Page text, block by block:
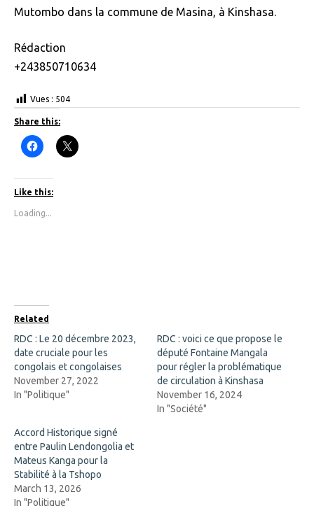
Mutombo dans la commune de Masina, à Kinshasa.
Rédaction
+243850710634
Vues : 504
Share this:
C
l
k
t
o
h
b
o
o
k
(
O
p
e
n
s
i
e
w
w
i
n
d
o
w
)
C
l
i
n
n
e
w
w
w
)
Like this:
Loading...
Related
RDC : Le 20 décembre 2023,
date cruciale pour les
congolais et congolaises
November 27, 2022
In "Politique"
RDC : voici ce que propose le
député Fontaine Mangala
pour régler la problématique
de circulation à Kinshasa
November 16, 2024
In "Société"
Accord Historique signé
entre Paulin Lendongolia et
Mateus Kanga pour la
Stabilité à la Tshopo
March 13, 2026
In "Politique"